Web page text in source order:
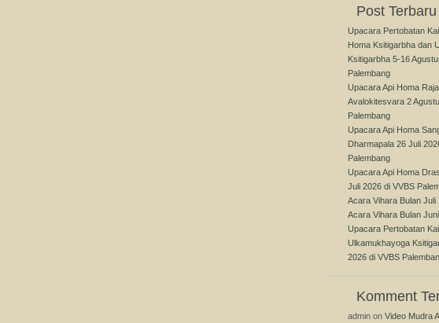
Post Terbaru
Upacara Pertobatan
Homa Ksitigarbha dan
Ksitigarbha 5-16
Palembang
Upacara Api Homa
Avalokitesvara 2
Palembang
Upacara Api Homa
Dharmapala 26 Juli
Palembang
Upacara Api Homa
Juli 2026 di VVBS
Acara Vihara Bulan Juli
Acara Vihara Bulan
Upacara Pertobatan
Ulkamukhayoga
2026 di VVBS
Komment
admin on Video Mudra